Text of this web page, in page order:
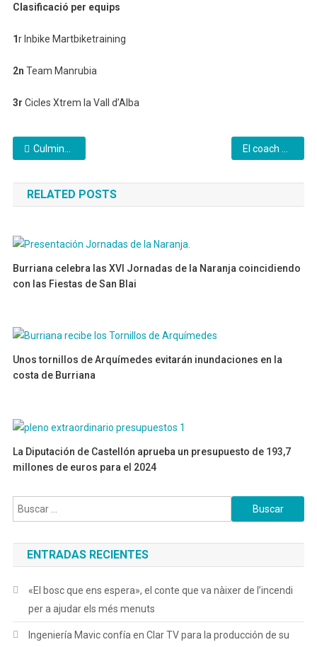
Clasificació per equips
1r Inbike Martbiketraining
2n Team Manrubia
3r Cicles Xtrem la Vall d’Alba
Navegación
de
entradas
Culmina el Pla Director del Castell de Peníscola amb 475.000 euros per a la restauració del parc d’Artilleria
RELATED POSTS
Burriana celebra las XVI Jornadas de la Naranja coincidiendo
con las Fiestas de San Blai
Unos tornillos de Arquímedes evitarán inundaciones en la
costa de Burriana
La Diputación de Castellón aprueba un presupuesto de 193,7
millones de euros para el 2024
Buscar:
ENTRADAS RECIENTES
«El bosc que ens espera», el conte que va nàixer de l’incendi
per a ajudar els més menuts
Ingeniería Mavic confía en Clar TV para la producción de su